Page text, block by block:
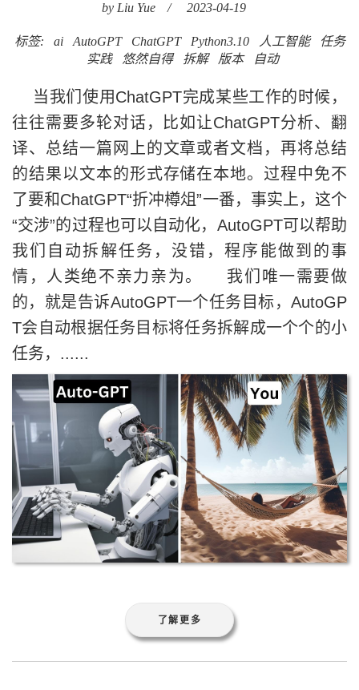
by Liu Yue / 2023-04-19
标签: ai AutoGPT ChatGPT Python3.10 人工智能
任务
实践
悠然自得 拆解 版本 自动
当我们使用ChatGPT完成某些工作的时候，
往往需要多轮对话，比如让ChatGPT分析、翻
译、总结一篇网上的文章或者文档，再将总结
的结果以文本的形式存储在本地。过程中免不
了要和ChatGPT“折冲樽俎”一番，事实上，这个
“交涉”的过程也可以自动化，AutoGPT可以帮助
我们自动拆解任务，没错，程序能做到的事
情，人类绝不亲力亲为。 我们唯一需要做
的，就是告诉AutoGPT一个任务目标，AutoGP
T会自动根据任务目标将任务拆解成一个个的小
任务，......
了解更多